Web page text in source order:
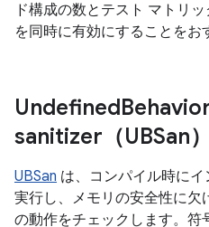
ド構成の数とテスト マトリ
を同時に有効にすることをお
Undefined
sanitizer（UBSan）
UBSan は、コンパイル時に
実行し、メモリの安全性に
の動作をチェックします。符